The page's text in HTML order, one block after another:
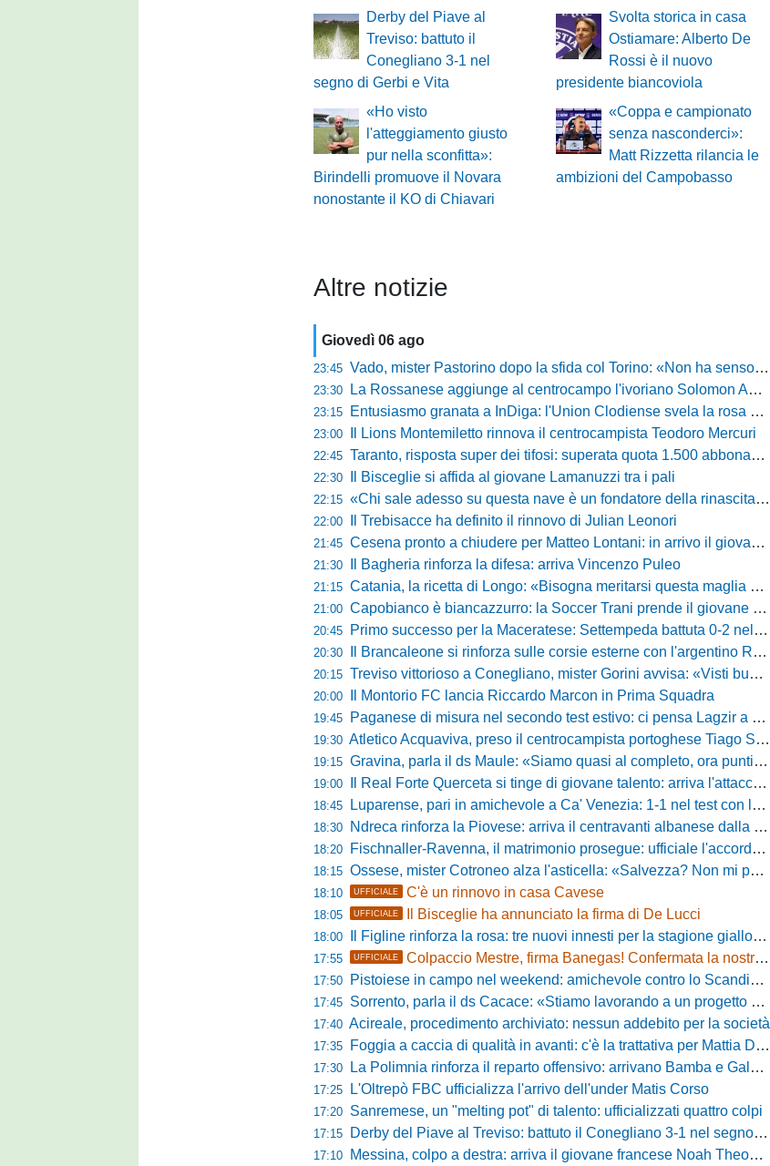
Derby del Piave al
Treviso: battuto il
Conegliano 3-1 nel
segno di Gerbi e Vita
Svolta storica in casa
Ostiamare: Alberto De
Rossi è il nuovo
presidente biancoviola
«Ho visto
l'atteggiamento giusto
pur nella sconfitta»:
Birindelli promuove il Novara
nonostante il KO di Chiavari
«Coppa e campionato
senza nasconderci»:
Matt Rizzetta rilancia le
ambizioni del Campobasso
Altre notizie
Giovedì 06 ago
23:45 Vado, mister Pastorino dopo la sfida col Torino: «Non ha senso chiudersi e fare le barricate»
23:30 La Rossanese aggiunge al centrocampo l'ivoriano Solomon Andrews Manu
23:15 Entusiasmo granata a InDiga: l'Union Clodiense svela la rosa per la nuova annata
23:00 Il Lions Montemiletto rinnova il centrocampista Teodoro Mercuri
22:45 Taranto, risposta super dei tifosi: superata quota 1.500 abbonamenti
22:30 Il Bisceglie si affida al giovane Lamanuzzi tra i pali
22:15 «Chi sale adesso su questa nave è un fondatore della rinascita»: Davis carica l'ambiente Messina
22:00 Il Trebisacce ha definito il rinnovo di Julian Leonori
21:45 Cesena pronto a chiudere per Matteo Lontani: in arrivo il giovane talento dello Spezia
21:30 Il Bagheria rinforza la difesa: arriva Vincenzo Puleo
21:15 Catania, la ricetta di Longo: «Bisogna meritarsi questa maglia ogni singolo giorno»
21:00 Capobianco è biancazzurro: la Soccer Trani prende il giovane attaccante ex Monopoli
20:45 Primo successo per la Maceratese: Settempeda battuta 0-2 nella ripresa
20:30 Il Brancaleone si rinforza sulle corsie esterne con l'argentino Rotela
20:15 Treviso vittorioso a Conegliano, mister Gorini avvisa: «Visti buoni spunti, ma c'è ancora tanto da lavorare»
20:00 Il Montorio FC lancia Riccardo Marcon in Prima Squadra
19:45 Paganese di misura nel secondo test estivo: ci pensa Lagzir a piegare l'Equipe Campania
19:30 Atletico Acquaviva, preso il centrocampista portoghese Tiago Santos
19:15 Gravina, parla il ds Maule: «Siamo quasi al completo, ora puntiamo sugli esterni d'attacco»
19:00 Il Real Forte Querceta si tinge di giovane talento: arriva l'attaccante Lucchesi
18:45 Luparense, pari in amichevole a Ca' Venezia: 1-1 nel test con la Primavera lagunare
18:30 Ndreca rinforza la Piovese: arriva il centravanti albanese dalla serie D
18:20 Fischnaller-Ravenna, il matrimonio prosegue: ufficiale l'accordo quinquennale per l'attacco
18:15 Ossese, mister Cotroneo alza l'asticella: «Salvezza? Non mi pongo limiti, voglio vincere più partite possibile»
18:10 UFFICIALE C'è un rinnovo in casa Cavese
18:05 UFFICIALE Il Bisceglie ha annunciato la firma di De Lucci
18:00 Il Figline rinforza la rosa: tre nuovi innesti per la stagione gialloblù
17:55 UFFICIALE Colpaccio Mestre, firma Banegas! Confermata la nostra anteprima
17:50 Pistoiese in campo nel weekend: amichevole contro lo Scandicci allo stadio Strulli di Monsummano
17:45 Sorrento, parla il ds Cacace: «Stiamo lavorando a un progetto ambizioso»
17:40 Acireale, procedimento archiviato: nessun addebito per la società
17:35 Foggia a caccia di qualità in avanti: c'è la trattativa per Mattia Della Morte
17:30 La Polimnia rinforza il reparto offensivo: arrivano Bamba e Galeota
17:25 L'Oltrepò FBC ufficializza l'arrivo dell'under Matis Corso
17:20 Sanremese, un "melting pot" di talento: ufficializzati quattro colpi
17:15 Derby del Piave al Treviso: battuto il Conegliano 3-1 nel segno di Gerbi e Vita
17:10 Messina, colpo a destra: arriva il giovane francese Noah Theodore